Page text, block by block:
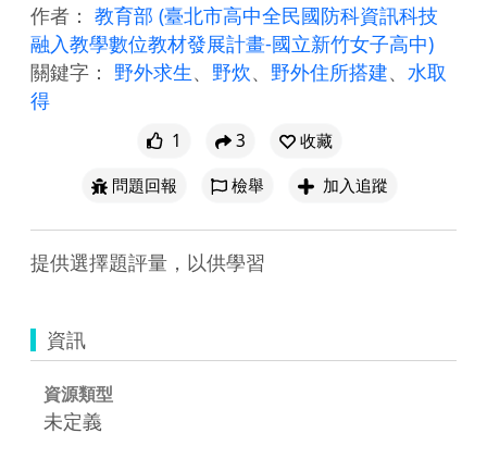
作者： 教育部 (臺北市高中全民國防科資訊科技
融入教學數位教材發展計畫-國立新竹女子高中)
關鍵字： 野外求生、 野炊、 野外住所搭建、 水取
得
1 3
收藏
問題回報
檢舉 加入追蹤
提供選擇題評量，以供學習
資訊
資源類型
未定義